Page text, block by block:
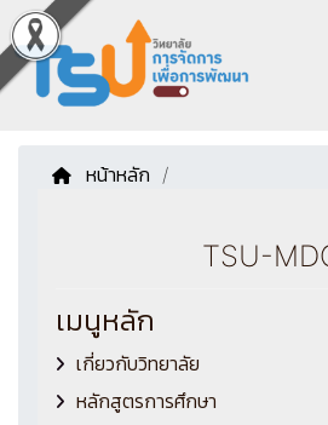
หน้าหลัก /
TSU-
เมนูหลัก
เกี่ยวกับวิทยาลัย
หลักสูตรการศึกษา